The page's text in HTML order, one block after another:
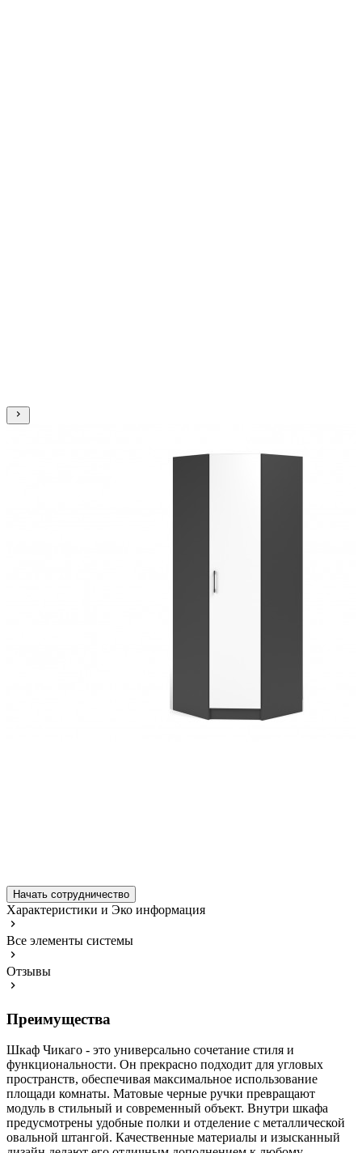
Начать сотрудничество
Характеристики и Эко информация
Все элементы системы
Отзывы
Преимущества
Шкаф Чикаго - это универсально сочетание стиля и
функциональности. Он прекрасно подходит для угловых
пространств, обеспечивая максимальное использование
площади комнаты. Матовые черные ручки превращают
модуль в стильный и современный объект. Внутри шкафа
предусмотрены удобные полки и отделение с металлической
овальной штангой. Качественные материалы и изысканный